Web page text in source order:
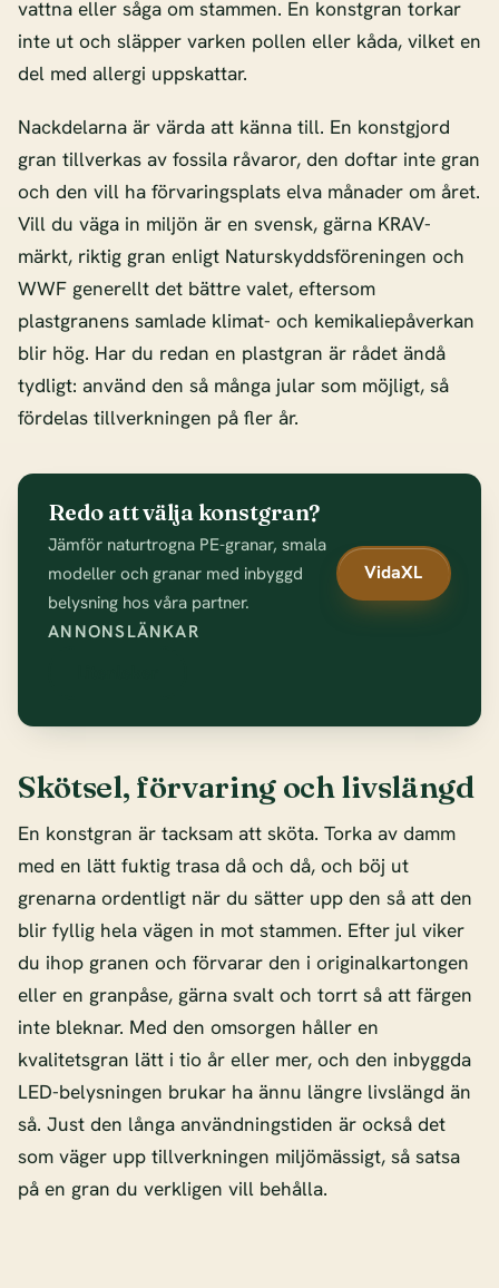
vattna eller såga om stammen. En konstgran torkar
inte ut och släpper varken pollen eller kåda, vilket en
del med allergi uppskattar.
Nackdelarna är värda att känna till. En konstgjord
gran tillverkas av fossila råvaror, den doftar inte gran
och den vill ha förvaringsplats elva månader om året.
Vill du väga in miljön är en svensk, gärna KRAV-
märkt, riktig gran enligt Naturskyddsföreningen och
WWF generellt det bättre valet, eftersom
plastgranens samlade klimat- och kemikaliepåverkan
blir hög. Har du redan en plastgran är rådet ändå
tydligt: använd den så många jular som möjligt, så
fördelas tillverkningen på fler år.
Redo att välja konstgran?
Jämför naturtrogna PE-granar, smala
modeller och granar med inbyggd
belysning hos våra partner.
ANNONSLÄNKAR
VidaXL
Skötsel, förvaring och livslängd
En konstgran är tacksam att sköta. Torka av damm
med en lätt fuktig trasa då och då, och böj ut
grenarna ordentligt när du sätter upp den så att den
blir fyllig hela vägen in mot stammen. Efter jul viker
du ihop granen och förvarar den i originalkartongen
eller en granpåse, gärna svalt och torrt så att färgen
inte bleknar. Med den omsorgen håller en
kvalitetsgran lätt i tio år eller mer, och den inbyggda
LED-belysningen brukar ha ännu längre livslängd än
så. Just den långa användningstiden är också det
som väger upp tillverkningen miljömässigt, så satsa
på en gran du verkligen vill behålla.